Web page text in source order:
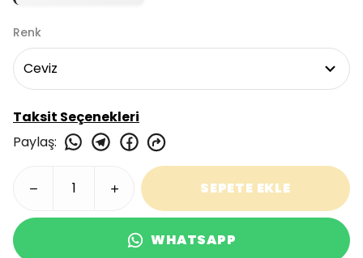
Renk
Taksit Seçenekleri
Paylaş:
SEPETE EKLE
WHATSAPP